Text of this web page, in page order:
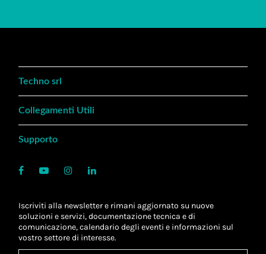
Techno srl
Collegamenti Utili
Supporto
Iscriviti alla newsletter e rimani aggiornato su nuove
soluzioni e servizi, documentazione tecnica e di
comunicazione, calendario degli eventi e informazioni sul
vostro settore di interesse.